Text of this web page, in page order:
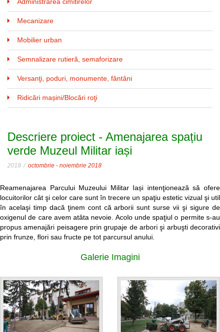
Mecanizare
Mobilier urban
Semnalizare rutieră, semaforizare
Versanţi, poduri, monumente, fântâni
Ridicări mașini/Blocări roţi
Descriere proiect - Amenajarea spațiu
verde Muzeul Militar iași
2018 octombrie - noiembrie 2018
Reamenajarea Parcului Muzeului Militar Iași intenţionează să ofere
locuitorilor cât şi celor care sunt în trecere un spaţiu estetic vizual şi util
în acelaşi timp dacă ţinem cont că arborii sunt surse vii şi sigure de
oxigenul de care avem atâta nevoie. Acolo unde spaţiul o permite s-au
propus amenajări peisagere prin grupaje de arbori şi arbuşti decorativi
prin frunze, flori sau fructe pe tot parcursul anului.
Galerie Imagini